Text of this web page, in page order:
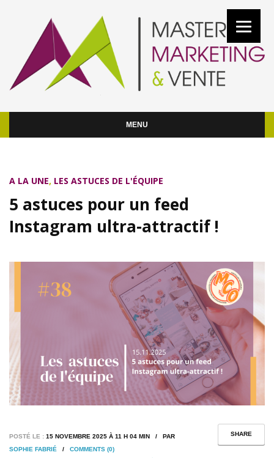
MENU
A LA UNE, LES ASTUCES DE L'ÉQUIPE
5 astuces pour un feed
Instagram ultra-attractif !
SHARE
POSTÉ LE : 15 NOVEMBRE 2025 À 11 H 04 MIN / PAR
SOPHIE FABRIÉ / COMMENTS (0)